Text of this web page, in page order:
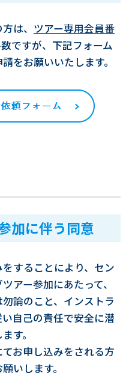
は、 ツアー専用会員番
ですが、下記フォーム
をお願いいたします。
加に伴う同意
することにより、セン
アー参加にあたって、
論のこと、インストラ
自己の責任で安全に潜
す。
お申し込みをされる方
いします。